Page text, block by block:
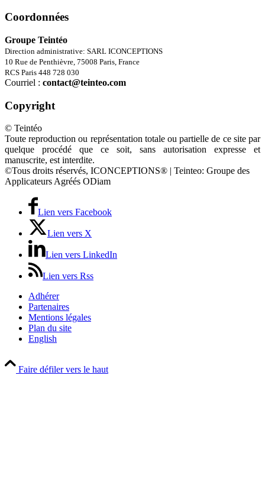
Coordonnées
Groupe Teintéo
Direction administrative: SARL ICONCEPTIONS
10 Rue de Penthièvre, 75008 Paris, France
RCS Paris 448 728 030
Courriel : contact@teinteo.com
Copyright
© Teintéo
Toute reproduction ou représentation totale ou partielle de ce site par
quelque procédé que ce soit, sans autorisation expresse et
manuscrite, est interdite.
©Tous droits réservés, ICONCEPTIONS® | Teinteo: Groupe des
Applicateurs Agréés ODiam
Lien vers Facebook
Lien vers X
Lien vers LinkedIn
Lien vers Rss
Adhérer
Partenaires
Mentions légales
Plan du site
English
Faire défiler vers le haut